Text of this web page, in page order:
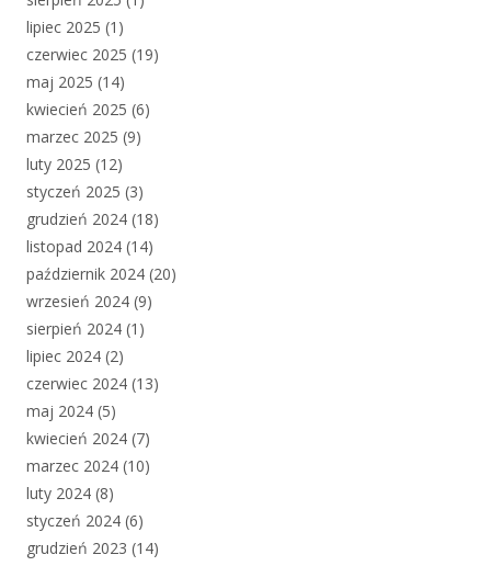
lipiec 2025 (1)
czerwiec 2025 (19)
maj 2025 (14)
kwiecień 2025 (6)
marzec 2025 (9)
luty 2025 (12)
styczeń 2025 (3)
grudzień 2024 (18)
listopad 2024 (14)
październik 2024 (20)
wrzesień 2024 (9)
sierpień 2024 (1)
lipiec 2024 (2)
czerwiec 2024 (13)
maj 2024 (5)
kwiecień 2024 (7)
marzec 2024 (10)
luty 2024 (8)
styczeń 2024 (6)
grudzień 2023 (14)